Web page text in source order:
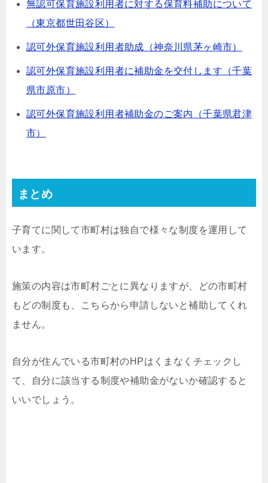
無認可保育施設利用者に対する保育料補助について
（東京都世田谷区）
認可外保育施設利用者助成（神奈川県茅ヶ崎市）
認可外保育施設利用者に補助金を交付します（千葉
県市原市）
認可外保育施設利用者補助金のご案内（千葉県君津
市）
まとめ
子育てに関して市町村は独自で様々な制度を運用して
います。
施策の内容は市町村ごとに異なりますが、どの市町村
もどの制度も、こちらから申請しないと補助してくれ
ません。
自分が住んでいる市町村のHPはくまなくチェックし
て、自分に該当する制度や補助金がないか確認すると
いいでしょう。